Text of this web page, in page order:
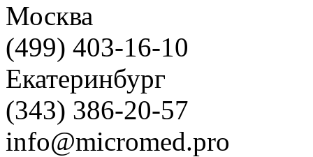
Москва
(499) 403-16-10
Екатеринбург
(343) 386-20-57
info@micromed.pro